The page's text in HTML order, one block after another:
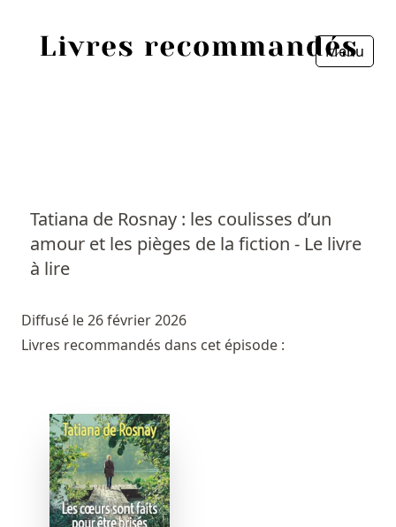
Menu
Tatiana de Rosnay : les coulisses d’un
amour et les pièges de la fiction - Le livre
à lire
Diffusé le 26 février 2026
Livres recommandés dans cet épisode :
Personnes
Livres les plus recommandés
Fermer